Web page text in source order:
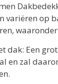
variëren op
dak: Een
en zal